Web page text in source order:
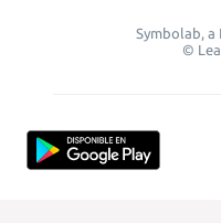
Symbolab, a
©